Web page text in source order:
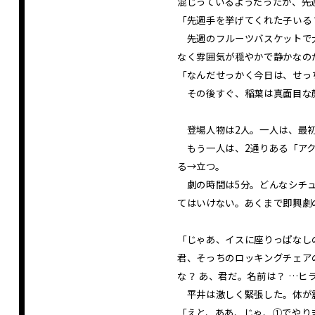
「先週手を挙げてくれた子い
先週のフルーツバスケットで
なく雰囲気が穏やかで静かな
「なんだせっかく今日は、せ
その後すぐ、稲葉は真面目な
登場人物は2人。一人は、最
もう一人は、2通りある「
る→立つ。
劇の時間は5分。どんなシチ
てはいけない。あくまで即興
「じゃあ、イスに座りっぱな
君、そっちのロッキングチェ
な？ あ、君だ。名前は？ …ヒ
平井は激しく緊張した。体